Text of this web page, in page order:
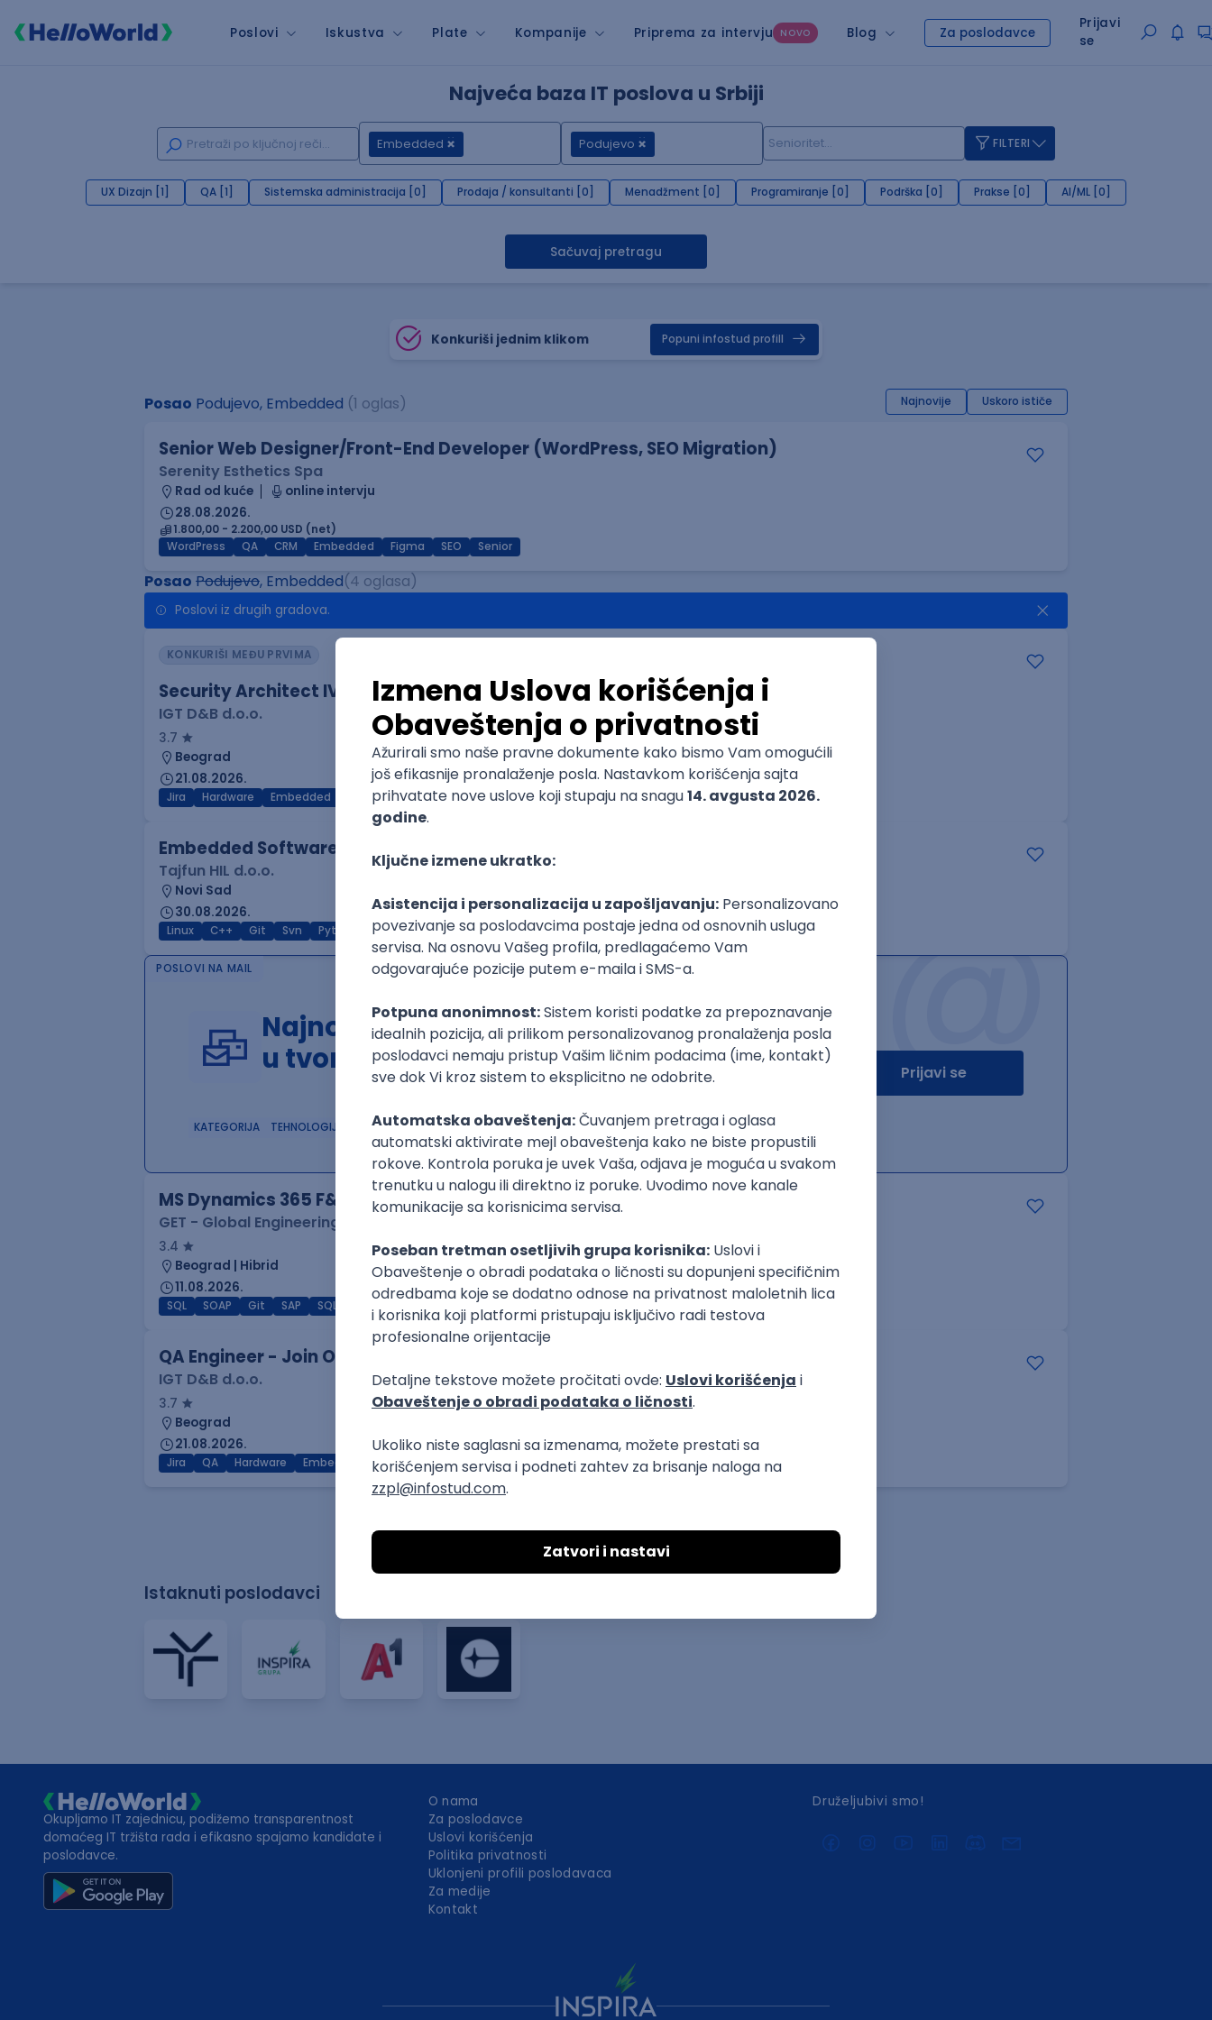
Poslovi Iskustva Plate Kompanije Priprema za intervju NOVO Blog Za poslodavce
Prijavi
se
Najveća baza IT poslova u Srbiji
Embedded Podujevo FILTERI
UX Dizajn [1] QA [1] Sistemska administracija [0] Prodaja / konsultanti [0] Menadžment [0] Programiranje [0] Podrška [0] Prakse [0] AI/ML [0]
Sačuvaj pretragu
Konkuriši jednim klikom Popuni infostud profill
Posao Podujevo, Embedded (1 oglas) Najnovije Uskoro ističe
Senior Web Designer/Front-End Developer (WordPress, SEO Migration)
Serenity Esthetics Spa
Rad od kuće
online intervju
28.08.2026.
1.800,00 - 2.200,00 USD (net)
WordPress
QA CRM Embedded Figma SEO Senior
Posao Podujevo, Embedded(4 oglasa)
Poslovi iz drugih gradova.
KONKURIŠI MEĐU PRVIMA
Security Architect IV
IGT D&B d.o.o.
3.7
Beograd
21.08.2026.
Jira Hardware Embedded Senior
Embedded Software Engineer
Tajfun HIL d.o.o.
Novi Sad
30.08.2026.
Linux C++ Git Svn Python C SoC Embedded FPGA Matlab Intermediate @
POSLOVI NA MAIL
Najnoviji poslovi svakog dana
u tvom inboxu
Prijavi se
KATEGORIJA TEHNOLOGIJA POSLODAVAC GRAD SENIORITET NAČIN RADA
MS Dynamics 365 F&O Technical Consultant
GET - Global Engineering Technologies
3.4
Beograd | Hibrid
11.08.2026.
SQL SOAP Git SAP SQL Server DevOps Embedded
QA Engineer - Join Our Talent Community in Serbia
IGT D&B d.o.o.
3.7
Beograd
21.08.2026.
Jira QA Hardware Embedded Intermediate
Istaknuti poslodavci
Okupljamo IT zajednicu, podižemo transparentnost
domaćeg IT tržišta rada i efikasno spajamo kandidate i
poslodavce.
O nama
Za poslodavce
Uslovi korišćenja
Politika privatnosti
Uklonjeni profili poslodavaca
Za medije
Kontakt
Druželjubivi smo!